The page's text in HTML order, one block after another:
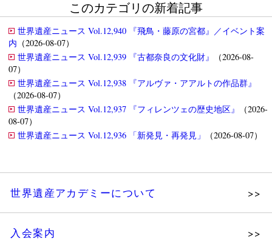
このカテゴリの新着記事
世界遺産ニュース Vol.12,940 『飛鳥・藤原の宮都』／イベント案
内 （2026-08-07）
世界遺産ニュース Vol.12,939 『古都奈良の文化財』
（2026-08-
07）
世界遺産ニュース Vol.12,938 『アルヴァ・アアルトの作品群』
（2026-08-07）
世界遺産ニュース Vol.12,937 『フィレンツェの歴史地区』
（2026-
08-07）
世界遺産ニュース Vol.12,936 「新発見・再発見」
（2026-08-07）
世界遺産アカデミーについて
入会案内